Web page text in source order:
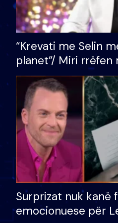
“Krevati me Selin
planet”/ Miri
bukura në shtëpinë
mungojë zilja e
Surprizat nuk kanë
emocionuese për